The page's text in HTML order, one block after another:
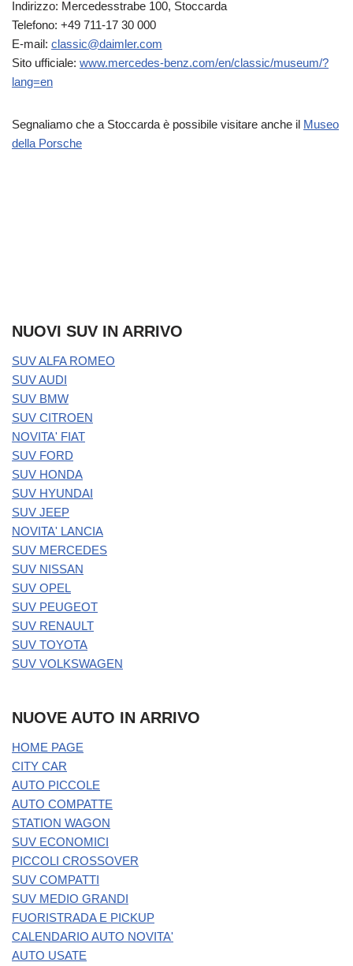
Indirizzo: Mercedesstrabe 100, Stoccarda
Telefono: +49 711-17 30 000
E-mail: classic@daimler.com
Sito ufficiale: www.mercedes-benz.com/en/classic/museum/?
lang=en
Segnaliamo che a Stoccarda è possibile visitare anche il Museo
della Porsche
NUOVI SUV IN ARRIVO
SUV ALFA ROMEO
SUV AUDI
SUV BMW
SUV CITROEN
NOVITA' FIAT
SUV FORD
SUV HONDA
SUV HYUNDAI
SUV JEEP
NOVITA' LANCIA
SUV MERCEDES
SUV NISSAN
SUV OPEL
SUV PEUGEOT
SUV RENAULT
SUV TOYOTA
SUV VOLKSWAGEN
NUOVE AUTO IN ARRIVO
HOME PAGE
CITY CAR
AUTO PICCOLE
AUTO COMPATTE
STATION WAGON
SUV ECONOMICI
PICCOLI CROSSOVER
SUV COMPATTI
SUV MEDIO GRANDI
FUORISTRADA E PICKUP
CALENDARIO AUTO NOVITA'
AUTO USATE